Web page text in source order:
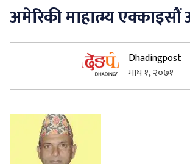
प्रवास
सुचनाहरु
अमेरिकी माहात्म्य एक्काइसौं
Dhadingpost
माघ १, २०७१